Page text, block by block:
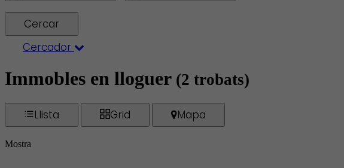
Cercar
Cercador
Immobles en lloguer (2 trobats)
Llista Grid Mapa
Mostra